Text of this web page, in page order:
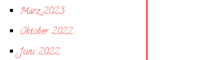
März 2023
Oktober 2022
Juni 2022